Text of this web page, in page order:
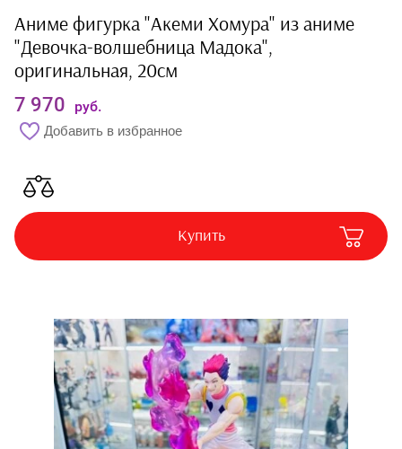
Аниме фигурка "Акеми Хомура" из аниме
"Девочка-волшебница Мадока",
оригинальная, 20см
7 970 руб.
Добавить в избранное
Купить